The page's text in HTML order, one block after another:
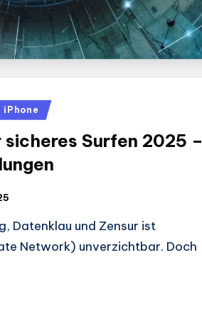
iPhone
Surfen 2025 –
Datenklau und Zensur ist
Network) unverzichtbar. Doch